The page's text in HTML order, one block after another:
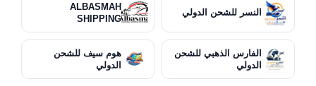
النسر للشحن الدولي
ALBASMAH
SHIPPING
الفارس الذهبي للشحن
الدولي
هوم سيف للشحن
الدولي